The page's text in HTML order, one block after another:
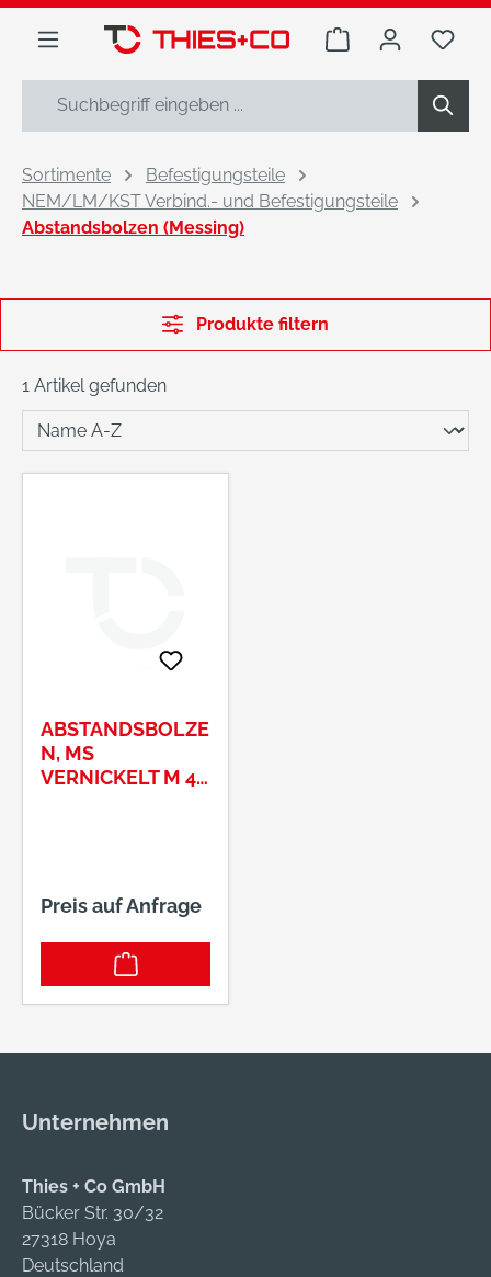
springen
Warenkorb Du
Sortimente
Befestigungsteile
NEM/LM/KST Verbind.- und Befestigungsteile
Abstandsbolzen (Messing)
Produkte filtern
1 Artikel gefunden
ABSTANDSBOLZE
N, MS
VERNICKELT M 4,
Preis auf Anfrage
Unternehmen
Thies + Co GmbH
Bücker Str. 30/32
27318 Hoya
Deutschland